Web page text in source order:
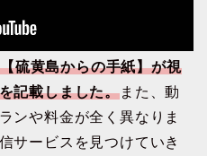
硫黄島からの手紙】が視
記載しました。また、動
ンや料金が全く異なりま
サービスを見つけていき